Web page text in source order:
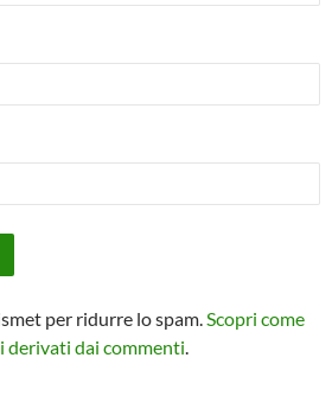
per ridurre lo spam. Scopri come
derivati dai commenti